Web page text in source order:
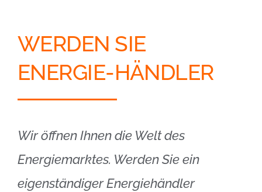
WERDEN SIE
ENERGIE-HÄNDLER
Wir öffnen Ihnen die Welt des
Energiemarktes. Werden Sie ein
eigenständiger Energiehändler